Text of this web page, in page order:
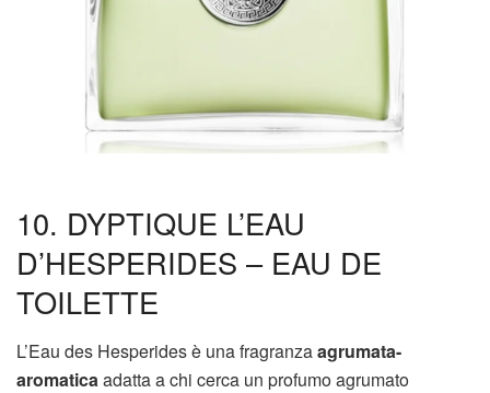
10. DYPTIQUE L’EAU
D’HESPERIDES – EAU DE
TOILETTE
L’Eau des Hesperides è una fragranzaagrumata-
aromaticaadatta a chi cerca un profumo agrumato